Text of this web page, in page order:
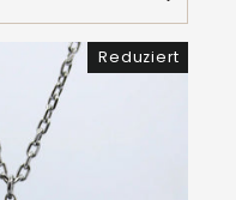
Reduziert